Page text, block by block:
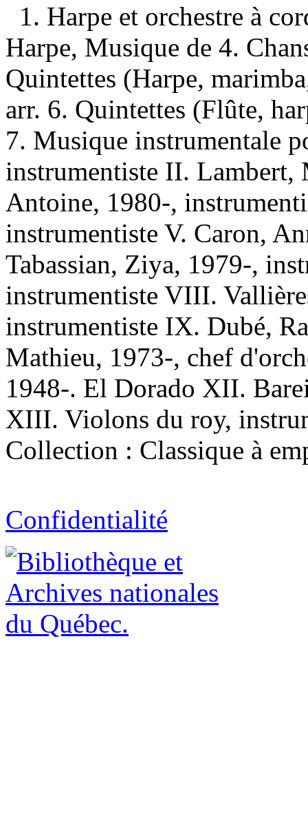
1. Harpe et orchestre à
Harpe, Musique de 4.
Quintettes (Harpe,
arr. 6. Quintettes (Flûte,
7. Musique instrumentale
instrumentiste II. Lambert,
Antoine, 1980-,
instrumentiste V. Caron,
Tabassian, Ziya, 1979-,
instrumentiste VIII.
instrumentiste IX. Dubé,
Mathieu, 1973-, chef
1948-. El Dorado XII.
XIII. Violons du roy,
Collection : Classique à
Confidentialité